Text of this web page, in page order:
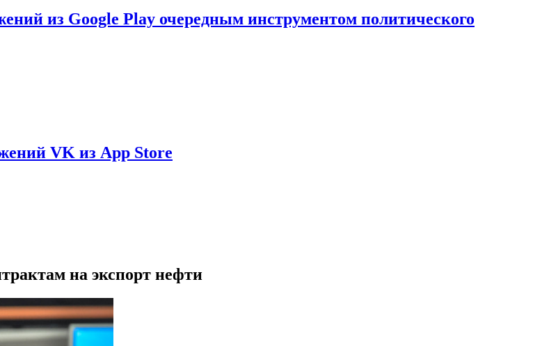
из Google Play очередным инструментом политического
VK из App Store
на экспорт нефти